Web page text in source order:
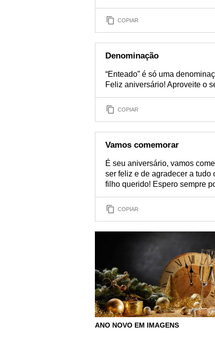
COPIAR
Denominação
“Enteado” é só uma
Feliz aniversário! Aproveite o
COPIAR
Vamos comemorar
É seu aniversário, vamos
ser feliz e de agradecer a tudo
filho querido! Espero sempre
COPIAR
ANO NOVO EM IMAGENS